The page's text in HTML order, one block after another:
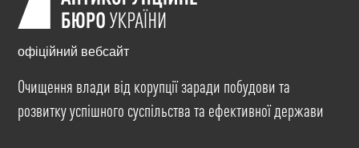
офіційний вебсайт
Очищення влади від корупції заради побудови та
розвитку успішного суспільства та ефективної держави